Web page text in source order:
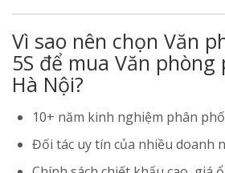
Vì sao nên chọn Văn
5S để mua Văn
Hà Nội?
10+ năm kinh nghiệm phân
Đối tác uy tín của nhiều doanh